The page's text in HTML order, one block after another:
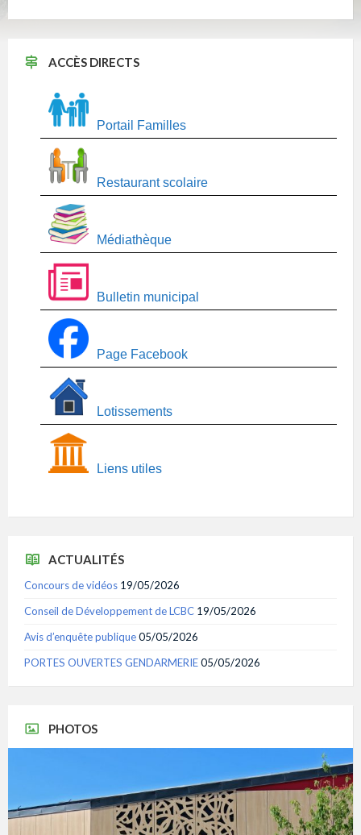
ACCÈS DIRECTS
Portail Familles
Restaurant scolaire
Médiathèque
Bulletin municipal
Page Facebook
Lotissements
Liens utiles
ACTUALITÉS
Concours de vidéos 19/05/2026
Conseil de Développement de LCBC 19/05/2026
Avis d’enquête publique05/05/2026
PORTES OUVERTES GENDARMERIE05/05/2026
PHOTOS